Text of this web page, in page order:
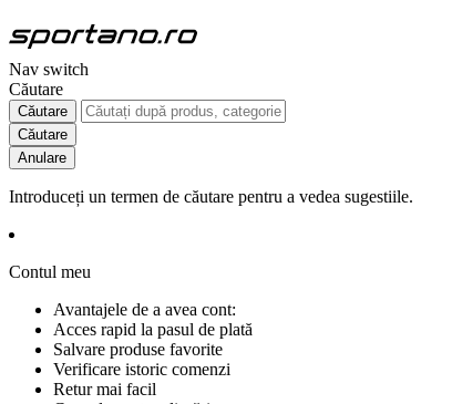
Nav switch
Căutare
Căutare
Căutare
Anulare
Introduceți un termen de căutare pentru a vedea sugestiile.
Contul meu
Avantajele de a avea cont:
Acces rapid la pasul de plată
Salvare produse favorite
Verificare istoric comenzi
Retur mai facil